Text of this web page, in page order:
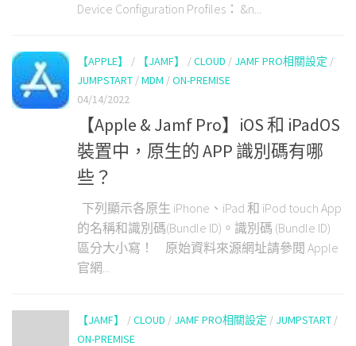
Device Configuration Profiles： &n...
【APPLE】 / 【JAMF】 /CLOUD / JAMF PRO相關設定 /
JUMPSTART /MDM /ON-PREMISE
04/14/2022
【Apple & Jamf Pro】iOS 和 iPadOS
裝置中，原生的 APP 識別碼有哪
些？
下列顯示各原生 iPhone、iPad 和 iPod touch App
的名稱和識別碼(Bundle ID)。識別碼 (Bundle ID)
區分大小寫！ 原始資料來源網址請參閱 Apple
官網...
【JAMF】 /CLOUD / JAMF PRO相關設定 / JUMPSTART /
ON-PREMISE